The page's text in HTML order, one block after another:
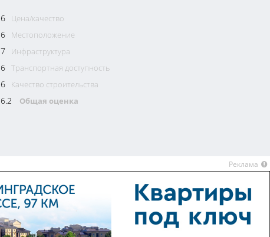
6 Цена/качество
6 Местоположение
7 Инфраструктура
6 Транспортная доступность
6 Качество строительства
6.2 Общая оценка
Реклама